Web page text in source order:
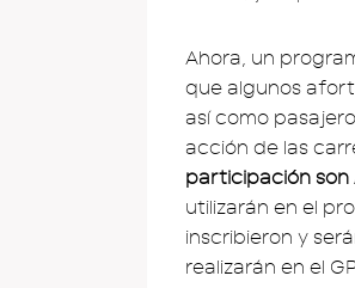
Ahora, un
que algunos
así como
acción de las
participación son
utilizarán en el
inscribieron y
realizarán en el